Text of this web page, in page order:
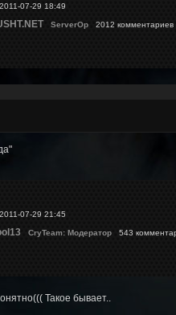
07-29 18:49
ServerOp2012 комментариев
07-29 21:45
CryTeam: Модератор543
Такое бывает..